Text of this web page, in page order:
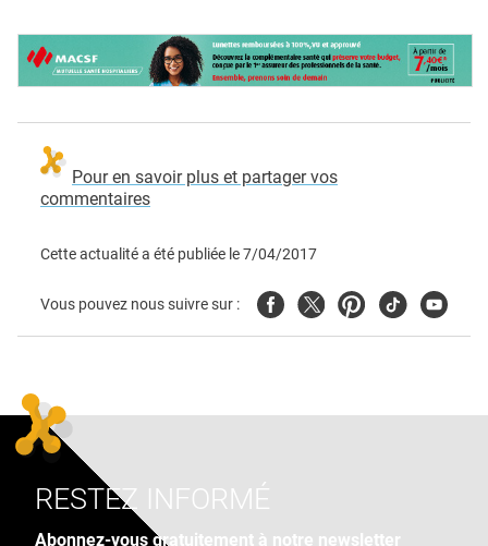
Pour en savoir plus et partager vos
commentaires
Cette actualité a été publiée le7/04/2017
Vous pouvez nous suivre sur : FacebookTwitterPinterest
TiktokYoutube
RESTEZ INFORMÉ
Abonnez-vous gratuitement à notre newsletter